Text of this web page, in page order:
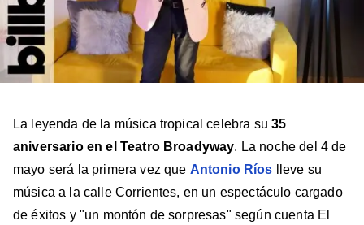
La leyenda de la música tropical celebra su35
aniversario en el Teatro Broadyway. La noche del 4 de
mayo será la primera vez que Antonio Ríos lleve su
música a la calle Corrientes, en un espectáculo cargado
de éxitos y "un montón de sorpresas" según cuenta El